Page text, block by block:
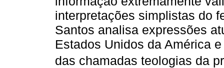
interpretações simplistas do
Santos analisa expressões
Estados Unidos da América
das chamadas teologias da